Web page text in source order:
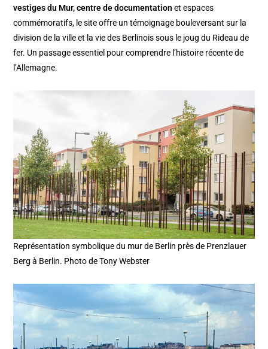
vestiges du Mur, centre de documentation et espaces
commémoratifs, le site offre un témoignage bouleversant sur la
division de la ville et la vie des Berlinois sous le joug du Rideau de
fer. Un passage essentiel pour comprendre l’histoire récente de
l’Allemagne.
Représentation symbolique du mur de Berlin près de Prenzlauer
Berg à Berlin. Photo de Tony Webster